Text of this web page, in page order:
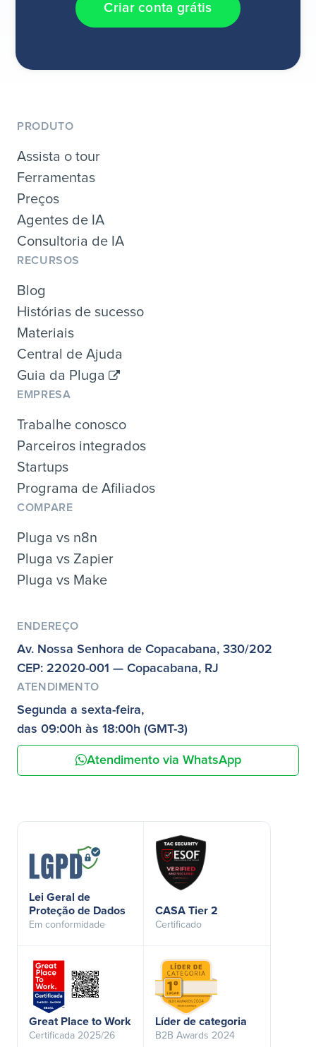
Criar conta grátis
PRODUTO
Assista o tour
Ferramentas
Preços
Agentes de IA
Consultoria de IA
RECURSOS
Blog
Histórias de sucesso
Materiais
Central de Ajuda
Guia da Pluga
EMPRESA
Trabalhe conosco
Parceiros integrados
Startups
Programa de Afiliados
COMPARE
Pluga vs n8n
Pluga vs Zapier
Pluga vs Make
ENDEREÇO
Av. Nossa Senhora de Copacabana, 330/202
CEP: 22020-001 — Copacabana, RJ
ATENDIMENTO
Segunda a sexta-feira,
das 09:00h às 18:00h (GMT-3)
Atendimento via WhatsApp
Lei Geral de
Proteção de Dados
Em conformidade
CASA Tier 2
Certificado
Great Place to Work
Certificada 2025/26
Líder de categoria
B2B Awards 2024